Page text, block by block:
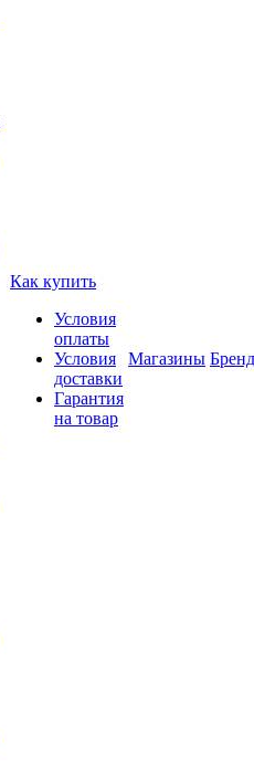
Как купить
Условия
оплаты
Условия
доставки
Гарантия
на товар
Магазины